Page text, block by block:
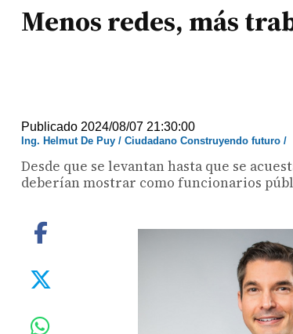
Menos redes, más
Publicado 2024/08/07 21:30:00
Ing. Helmut De Puy / Ciudadano Construyendo futuro /
Desde que se levantan hasta que se
deberían mostrar como funcionarios